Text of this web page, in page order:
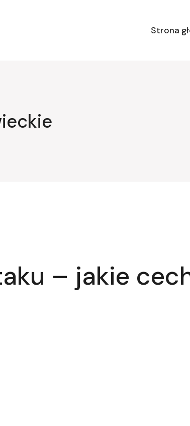
Strona
– jakie